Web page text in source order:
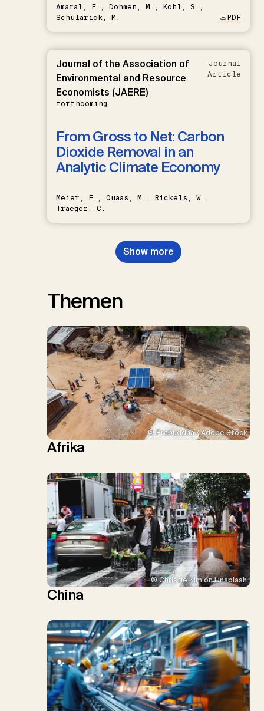
Amaral, F., Dohmen, M., Kohl, S.,
Schularick, M.
PDF
Journal of the Association of
Environmental and Resource
Economists (JAERE)
forthcoming
Journal
Article
From Gross to Net: Carbon
Dioxide Removal in an
Analytic Climate Economy
Meier, F., Quaas, M., Rickels, W.,
Traeger, C.
Show more
Themen
© Prabuddha / Adobe Stock
Afrika
© Christie Kim on Unsplash
China